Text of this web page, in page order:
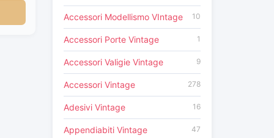
Accessori Modellismo VIntage 10
Accessori Porte Vintage 1
Accessori Valigie Vintage 9
Accessori Vintage 278
Adesivi Vintage 16
Appendiabiti Vintage 47